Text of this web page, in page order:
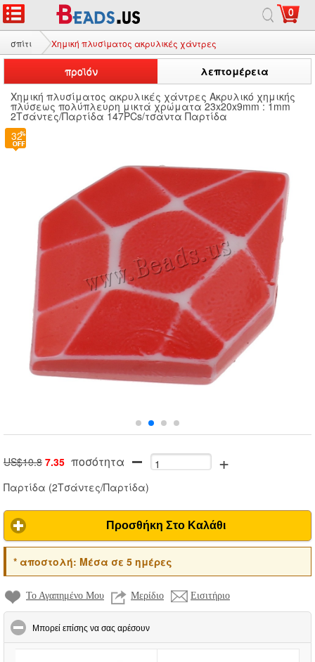
0
σπίτι Χημική πλυσίματος ακρυλικές χάντρες
προϊόν
λεπτομέρεια
Χημική πλυσίματος ακρυλικές χάντρες Ακρυλικό χημικής
πλύσεως πολύπλευρη μικτά χρώματα 23x20x9mm : 1mm
2Τσάντες/Παρτίδα 147PCs/τσάντα Παρτίδα
32
US$10.8 7.35 ποσότητα +
Παρτίδα (2Τσάντες/Παρτίδα)
Προσθήκη Στο Καλάθι
*αποστολή: Μέσα σε 5 ημέρες
Το Αγαπημένο Μου Μερίδιο Εισιτήριο
Μπορεί επίσης να σας αρέσουν